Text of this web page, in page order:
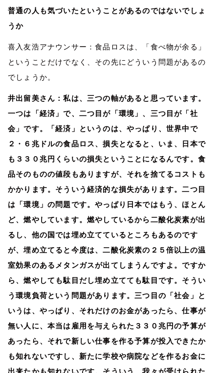
普通の人も気づいたということがあるのではないでしょ
うか
喜入友浩アナウンサー：食品ロスは、「食べ物が余る」
ということだけでなく、その先にどういう問題があるの
でしょうか。
井出留美さん：私は、三つの軸があると思っています。
一つは「経済」で、二つ目が「環境」、三つ目が「社
会」です。「経済」というのは、やっぱり、世界中で
２・６兆ドルの食品ロス、損失となると、いま、日本で
も３３０兆円くらいの損失ということになるんです。食
品そのものの値段もありますが、それを捨てるコストも
かかります。そういう経済的な損失があります。二つ目
は「環境」の問題です。やっぱり日本ではもう、ほとん
ど、燃やしています。燃やしているから二酸化炭素が出
るし、他の国では埋め立てているところもあるのです
が、埋め立てると今度は、二酸化炭素の２５倍以上の温
室効果のあるメタンガスが出てしまうんですよ。ですか
ら、燃やしても駄目だし埋め立てても駄目です。そうい
う環境負荷という問題があります。三つ目の「社会」と
いうは、やっぱり、それだけのお金があったら、仕事が
無い人に、本当は雇用を与えられた３３０兆円の予算が
あったら、それで新しい仕事を作る予算が投入できたか
も知れないですし、新たに学校や病院などを作るお金に
出来たかも知れないです。そういう、我々が受けられた